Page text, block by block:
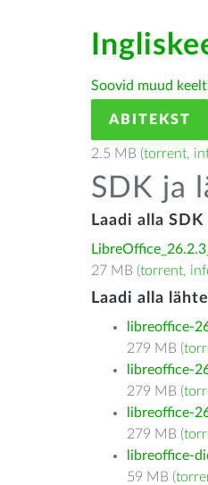
Soovid muud
ABITEKST
2.5 MB (torrent,
SDK ja
Laadi alla SDK
27 MB (torrent,
Laadi alla
libreoffice-
279 MB (
libreoffice-
279 MB (
libreoffice-
279 MB (
libreoffice-
59 MB (